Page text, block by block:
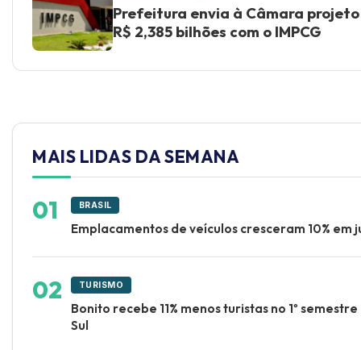
Prefeitura envia à Câmara
R$ 2,385 bilhões com o IMPCG
MAIS LIDAS DA SEMANA
BRASIL
Emplacamentos de veículos cresceram 10% em
TURISMO
Bonito recebe 11% menos turistas no 1º
Sul